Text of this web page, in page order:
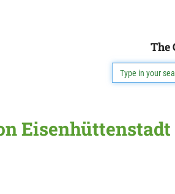
The
Eisenhüttenstadt